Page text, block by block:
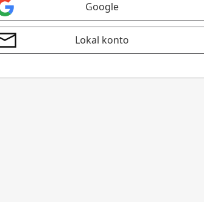
Google
Lokal konto